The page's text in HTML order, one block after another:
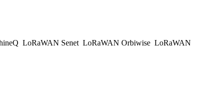
LoRaWAN Senet LoRaWAN Orbiwise LoRaWAN